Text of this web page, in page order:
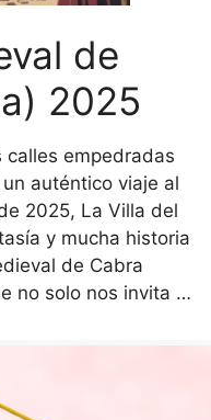
de
2025
calles empedradas
auténtico viaje al
2025, La Villa del
y mucha historia
de Cabra
no solo nos invita …